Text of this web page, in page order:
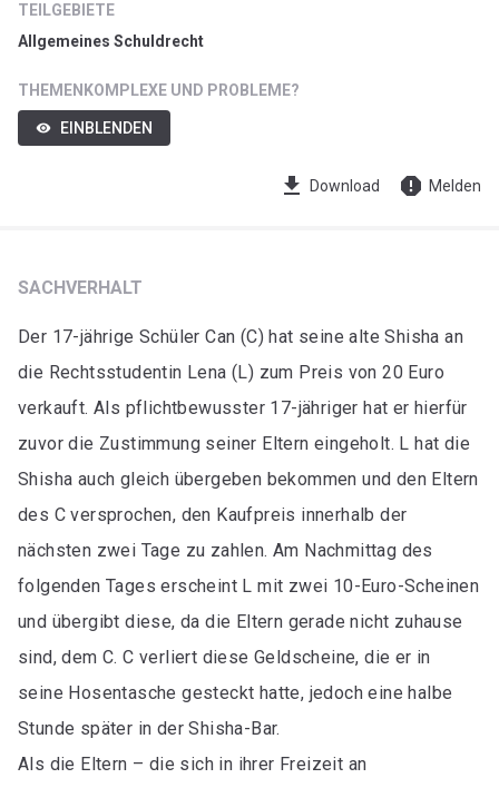
TEILGEBIETE
Allgemeines Schuldrecht
THEMENKOMPLEXE UND PROBLEME?
visibility EINBLENDEN
get_app Download report Melden
SACHVERHALT
Der 17-jährige Schüler Can (C) hat seine alte Shisha an
die Rechtsstudentin Lena (L) zum Preis von 20 Euro
verkauft. Als pflichtbewusster 17-jähriger hat er hierfür
zuvor die Zustimmung seiner Eltern eingeholt. L hat die
Shisha auch gleich übergeben bekommen und den Eltern
des C versprochen, den Kaufpreis innerhalb der
nächsten zwei Tage zu zahlen. Am Nachmittag des
folgenden Tages erscheint L mit zwei 10-Euro-Scheinen
und übergibt diese, da die Eltern gerade nicht zuhause
sind, dem C. C verliert diese Geldscheine, die er in
seine Hosentasche gesteckt hatte, jedoch eine halbe
Stunde später in der Shisha-Bar.
Als die Eltern – die sich in ihrer Freizeit an